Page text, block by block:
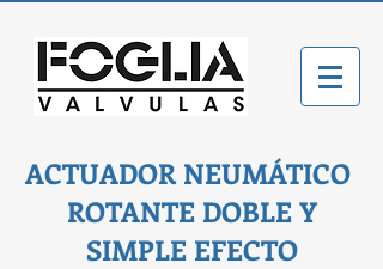
ACTUADOR NEUMÁTICO
ROTANTE DOBLE Y
SIMPLE EFECTO